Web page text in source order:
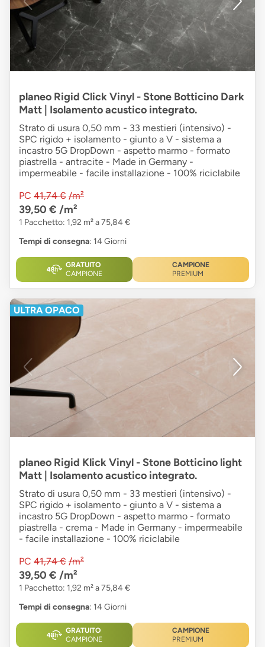
planeo Rigid Click Vinyl - Stone Botticino Dark
Matt | Isolamento acustico integrato.
Strato di usura 0,50 mm - 33 mestieri (intensivo) -
SPC rigido + isolamento - giunto a V - sistema a
incastro 5G DropDown - aspetto marmo - formato
piastrella - antracite - Made in Germany -
impermeabile - facile installazione - 100% riciclabile
PC 41,74 € /m²
39,50 € /m²
1 Pacchetto: 1,92 m² a 75,84 €
Tempi di consegna: 14 Giorni
GRATUITO
CAMPIONE
CAMPIONE
PREMIUM
ULTRA OPACO
planeo Rigid Klick Vinyl - Stone Botticino light
Matt | Isolamento acustico integrato.
Strato di usura 0,50 mm - 33 mestieri (intensivo) -
SPC rigido + isolamento - giunto a V - sistema a
incastro 5G DropDown - aspetto marmo - formato
piastrella - crema - Made in Germany - impermeabile
- facile installazione - 100% riciclabile
PC 41,74 € /m²
39,50 € /m²
1 Pacchetto: 1,92 m² a 75,84 €
Tempi di consegna: 14 Giorni
GRATUITO
CAMPIONE
CAMPIONE
PREMIUM